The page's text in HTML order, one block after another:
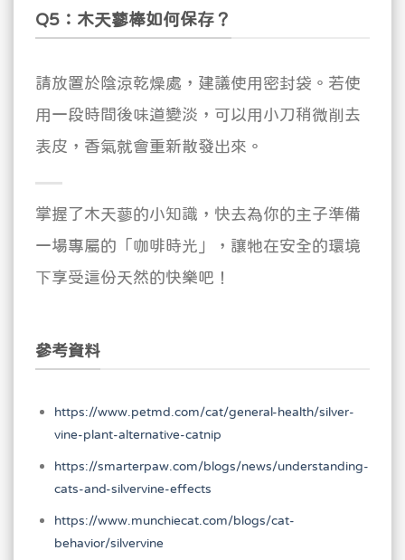
Q5：木天蓼棒如何保存？
請放置於陰涼乾燥處，建議使用密封袋。若使
用一段時間後味道變淡，可以用小刀稍微削去
表皮，香氣就會重新散發出來。
掌握了木天蓼的小知識，快去為你的主子準備
一場專屬的「咖啡時光」，讓牠在安全的環境
下享受這份天然的快樂吧！
參考資料
https://www.petmd.com/cat/general-health/silver-
vine-plant-alternative-catnip
https://smarterpaw.com/blogs/news/understanding-
cats-and-silvervine-effects
https://www.munchiecat.com/blogs/cat-
behavior/silvervine